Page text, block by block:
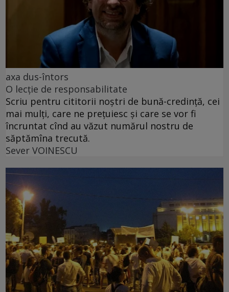
axa dus-întors
O lecție de responsabilitate
Scriu pentru cititorii noștri de bună-credință, cei
mai mulți, care ne prețuiesc și care se vor fi
încruntat cînd au văzut numărul nostru de
săptămîna trecută.
Sever VOINESCU